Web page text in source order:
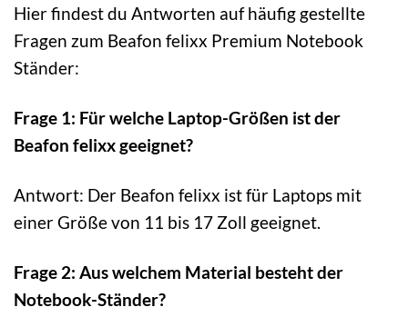
Hier findest du Antworten auf häufig gestellte
Fragen zum Beafon felixx Premium Notebook
Ständer:
Frage 1: Für welche Laptop-Größen ist der
Beafon felixx geeignet?
Antwort: Der Beafon felixx ist für Laptops mit
einer Größe von 11 bis 17 Zoll geeignet.
Frage 2: Aus welchem Material besteht der
Notebook-Ständer?